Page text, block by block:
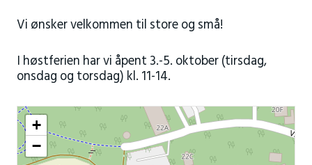
Vi ønsker velkommen til store og små!
I høstferien har vi åpent 3.-5. oktober (tirsdag,
onsdag og torsdag) kl. 11-14.
+
−